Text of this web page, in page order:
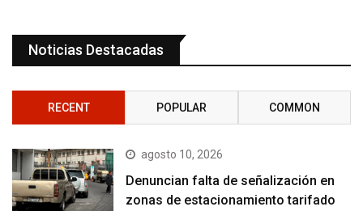
Noticias Destacadas
RECENT POPULAR COMMON
agosto 10, 2026
Denuncian falta de señalización en
zonas de estacionamiento tarifado